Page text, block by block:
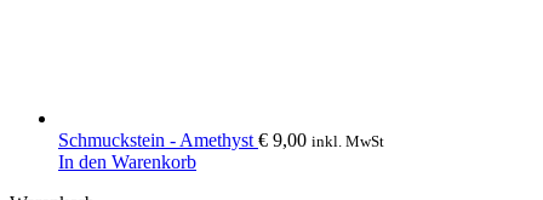
Schmuckstein - Amethyst € 9,00 inkl. MwSt
In den Warenkorb